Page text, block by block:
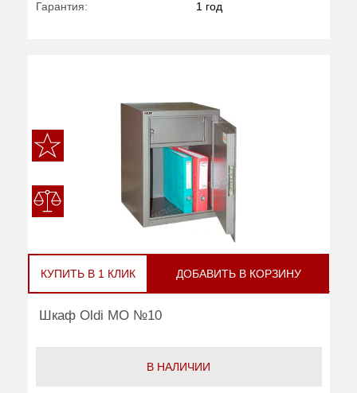
Гарантия: 1 год
КУПИТЬ В 1 КЛИК ДОБАВИТЬ В КОРЗИНУ
Шкаф Oldi МО №10
В НАЛИЧИИ